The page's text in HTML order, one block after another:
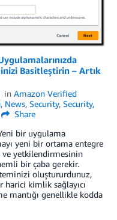
Basitleştirin – Artık
in Amazon Verified
, News, Security, Security,
Share
bir uygulama
yeni bir ortama entegre
ve yetkilendirmesinin
bir çaba gerekir.
oluştururdunuz,
kimlik sağlayıcı
mantığı genellikle kodda